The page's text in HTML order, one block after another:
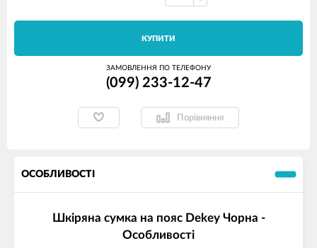
КУПИТИ
ЗАМОВЛЕННЯ ПО ТЕЛЕФОНУ
(099) 233-12-47
Порівняння
ОСОБЛИВОСТІ
Шкіряна сумка на пояс Dekey Чорна -
Особливості